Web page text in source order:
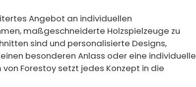
Angebot an individuellen
maßgeschneiderte Holzspielzeuge zu
sind und personalisierte Designs,
besonderen Anlass oder eine individuelle
Forestoy setzt jedes Konzept in die